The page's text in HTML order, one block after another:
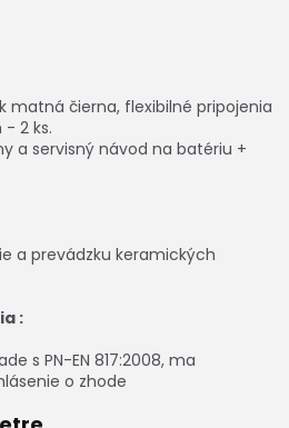
matná čierna, flexibilné pripojenia
- 2 ks.
a servisný návod na batériu +
a prevádzku keramických
:
s PN-EN 817:2008, ma
o zhode